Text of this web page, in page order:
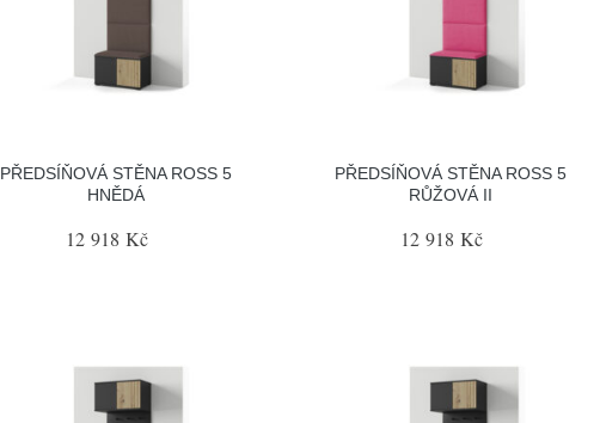
PŘEDSÍŇOVÁ STĚNA ROSS 5
HNĚDÁ
12 918 Kč
PŘEDSÍŇOVÁ STĚNA ROSS 5
RŮŽOVÁ II
12 918 Kč